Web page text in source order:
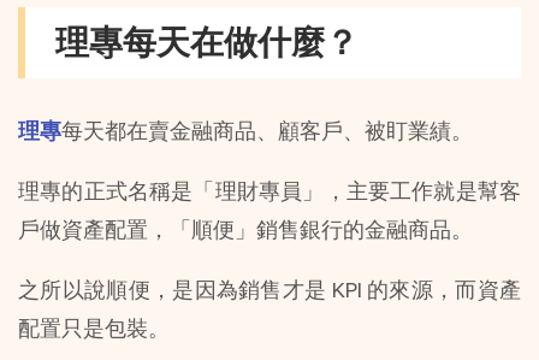
理專每天在做什麼？
理專每天都在賣金融商品、顧客戶、被盯業績。
理專的正式名稱是「理財專員」，主要工作就是幫客
戶做資產配置，「順便」銷售銀行的金融商品。
之所以說順便，是因為銷售才是 KPI 的來源，而資產
配置只是包裝。